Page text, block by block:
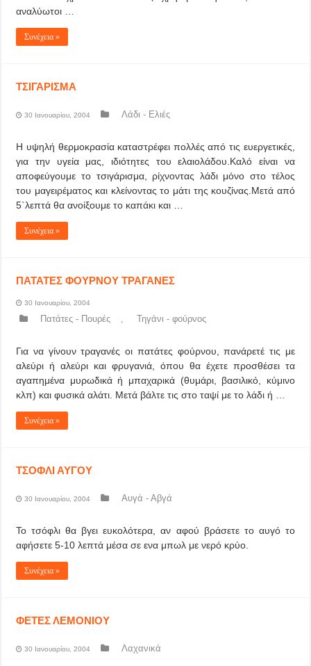
αναλύωτοι …
Συνέχεια »
ΤΣΙΓΑΡΙΣΜΑ
30 Ιανουαρίου, 2004 Λάδι - Ελιές
Η υψηλή θερμοκρασία καταστρέφει πολλές από τις ευεργετικές,
για την υγεία μας, ιδιότητες του ελαιολάδου.Καλό είναι να
αποφεύγουμε το τσιγάρισμα, ρίχνοντας λάδι μόνο στο τέλος
του μαγειρέματος και κλείνοντας το μάτι της κουζίνας.Μετά από
5`λεπτά θα ανοίξουμε το καπάκι και …
Συνέχεια »
ΠΑΤΑΤΕΣ ΦΟΥΡΝΟΥ ΤΡΑΓΑΝΕΣ
30 Ιανουαρίου, 2004
Πατάτες - Πουρές , Τηγάνι - φούρνος
Για να γίνουν τραγανές οι πατάτες φούρνου, πανάρετέ τις με
αλεύρι ή αλεύρι και φρυγανιά, όπου θα έχετε προσθέσει τα
αγαπημένα μυρωδικά ή μπαχαρικά (θυμάρι, βασιλικό, κύμινο
κλπ) και φυσικά αλάτι. Μετά βάλτε τις στο ταψί με το λάδι ή …
Συνέχεια »
ΤΣΟΦΛΙ ΑΥΓΟΥ
30 Ιανουαρίου, 2004 Αυγά - Αβγά
Το τσόφλι θα βγει ευκολότερα, αν αφού βράσετε το αυγό το
αφήσετε 5-10 λεπτά μέσα σε ενα μπωλ με νερό κρύο.
Συνέχεια »
ΦΕΤΕΣ ΛΕΜΟΝΙΟΥ
30 Ιανουαρίου, 2004 Λαχανικά